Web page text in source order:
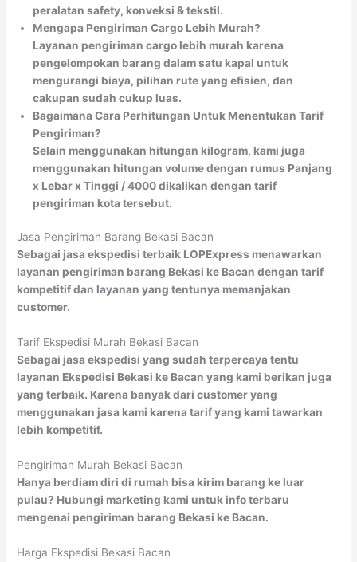
peralatan safety, konveksi & tekstil.
Mengapa Pengiriman Cargo Lebih Murah?
Layanan pengiriman cargo lebih murah karena
pengelompokan barang dalam satu kapal untuk
mengurangi biaya, pilihan rute yang efisien, dan
cakupan sudah cukup luas.
Bagaimana Cara Perhitungan Untuk Menentukan Tarif
Pengiriman?
Selain menggunakan hitungan kilogram, kami juga
menggunakan hitungan volume dengan rumus Panjang
x Lebar x Tinggi / 4000 dikalikan dengan tarif
pengiriman kota tersebut.
Jasa Pengiriman Barang Bekasi Bacan
Sebagai jasa ekspedisi terbaik LOPExpress menawarkan
layanan pengiriman barang Bekasi ke Bacan dengan tarif
kompetitif dan layanan yang tentunya memanjakan
customer.
Tarif Ekspedisi Murah Bekasi Bacan
Sebagai jasa ekspedisi yang sudah terpercaya tentu
layanan Ekspedisi Bekasi ke Bacan yang kami berikan juga
yang terbaik. Karena banyak dari customer yang
menggunakan jasa kami karena tarif yang kami tawarkan
lebih kompetitif.
Pengiriman Murah Bekasi Bacan
Hanya berdiam diri di rumah bisa kirim barang ke luar
pulau? Hubungi marketing kami untuk info terbaru
mengenai pengiriman barang Bekasi ke Bacan.
Harga Ekspedisi Bekasi Bacan